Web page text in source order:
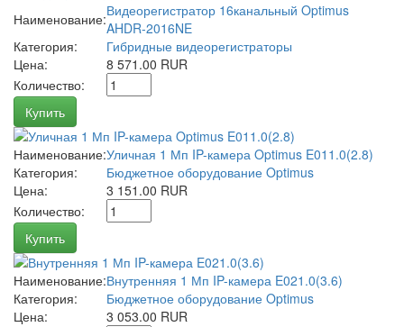
Наименование:Видеорегистратор 16канальный Optimus
AHDR-2016NE
Категория:
Гибридные видеорегистраторы
Цена:
8 571.00 RUR
Количество:
Купить
Наименование:Уличная 1 Мп IP-камера Optimus E011.0(2.8)
Категория:
Бюджетное оборудование Optimus
Цена:
3 151.00 RUR
Количество:
Купить
Наименование:Внутренняя 1 Мп IP-камера E021.0(3.6)
Категория:
Бюджетное оборудование Optimus
Цена:
3 053.00 RUR